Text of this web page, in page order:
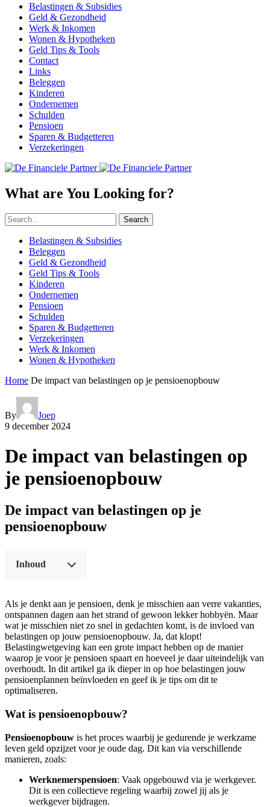
Belastingen & Subsidies
Geld & Gezondheid
Werk & Inkomen
Wonen & Hypotheken
Geld Tips & Tools
Contact
Links
Beleggen
Kinderen
Ondernemen
Schulden
Pensioen
Sparen & Budgetteren
Verzekeringen
What are You Looking for?
Search
Belastingen & Subsidies
Beleggen
Geld & Gezondheid
Geld Tips & Tools
Kinderen
Ondernemen
Pensioen
Schulden
Sparen & Budgetteren
Verzekeringen
Werk & Inkomen
Wonen & Hypotheken
Home De impact van belastingen op je pensioenopbouw
By
Joep
9 december 2024
De impact van belastingen op
je pensioenopbouw
De impact van belastingen op je
pensioenopbouw
Inhoud
Als je denkt aan je pensioen, denk je misschien aan verre vakanties,
ontspannen dagen aan het strand of gewoon lekker hobbyën. Maar
wat je misschien niet zo snel in gedachten komt, is de invloed van
belastingen op jouw pensioenopbouw. Ja, dat klopt!
Belastingwetgeving kan een grote impact hebben op de manier
waarop je voor je pensioen spaart en hoeveel je daar uiteindelijk van
overhoudt. In dit artikel ga ik dieper in op hoe belastingen jouw
pensioenplannen beïnvloeden en geef ik je tips om dit te
optimaliseren.
Wat is pensioenopbouw?
Pensioenopbouw is het proces waarbij je gedurende je werkzame
leven geld opzijzet voor je oude dag. Dit kan via verschillende
manieren, zoals:
Werknemerspensioen: Vaak opgebouwd via je werkgever.
Dit is een collectieve regeling waarbij zowel jij als je
werkgever bijdragen.